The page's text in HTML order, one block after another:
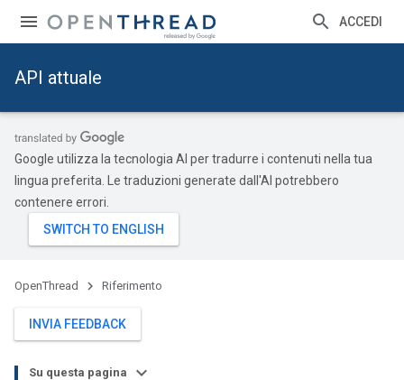
ACCEDI
API attuale
Google utilizza la tecnologia AI per tradurre i contenuti nella tua
lingua preferita. Le traduzioni generate dall'AI potrebbero
contenere errori.
OpenThread Riferimento
INVIA FEEDBACK
Su questa pagina